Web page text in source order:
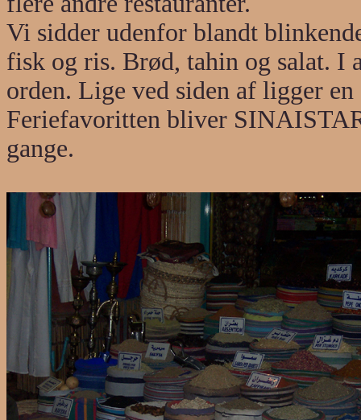
Vi sidder udenfor blandt
fisk og ris. Brød, tahin og salat. I
orden. Lige ved siden af ligger
Feriefavoritten bliver
gange.